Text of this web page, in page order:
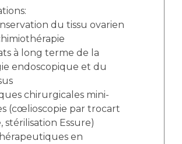
du tissu ovarien
à long terme de la
endoscopique et du
chirurgicales mini-
(cœlioscopie par trocart
stérilisation Essure)
en